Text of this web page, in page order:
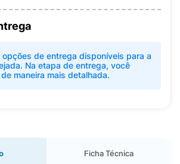
de entrega disponíveis para a
Na etapa de entrega, você
maneira mais detalhada.
Ficha Técnica